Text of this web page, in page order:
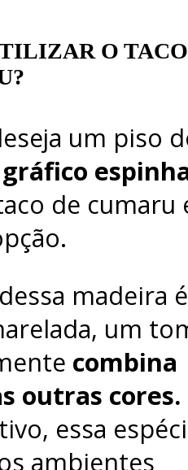
O TACO
um piso
gráfico
de cumaru
madeira é
um
combina
outras cores.
essa
ambientes